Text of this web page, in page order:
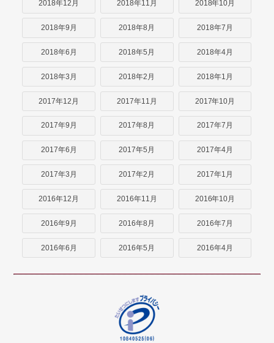
2018年12月 2018年11月 2018年10月
2018年9月 2018年8月 2018年7月
2018年6月 2018年5月 2018年4月
2018年3月 2018年2月 2018年1月
2017年12月 2017年11月 2017年10月
2017年9月 2017年8月 2017年7月
2017年6月 2017年5月 2017年4月
2017年3月 2017年2月 2017年1月
2016年12月 2016年11月 2016年10月
2016年9月 2016年8月 2016年7月
2016年6月 2016年5月 2016年4月